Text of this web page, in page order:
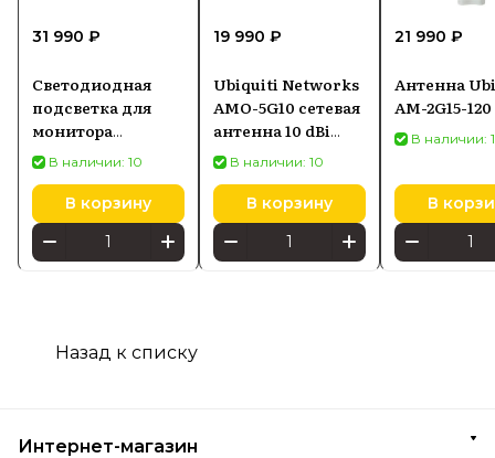
31 990 ₽
Светодиодная
подсветка для
монитора
SCREENBAR HALO
2
В наличии: 10
В корзину
19 990 ₽
Ubiquiti Networks
AMO-5G10 сетевая
антенна 10 dBi
Секторная
антенна
В наличии: 10
В корзину
21 990 ₽
Антенна
AM-2G15-120
В наличии:
В
Назад к списку
Интернет-магазин